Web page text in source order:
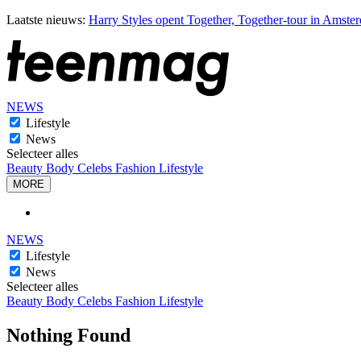
Laatste nieuws: Harry Styles opent Together, Together-tour in
NEWS
Lifestyle
News
Selecteer alles
Beauty Body Celebs Fashion Lifestyle
MORE
NEWS
Lifestyle
News
Selecteer alles
Beauty Body Celebs Fashion Lifestyle
Nothing Found